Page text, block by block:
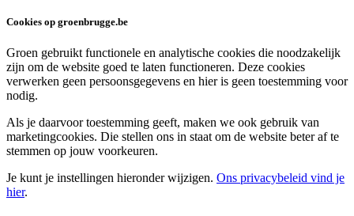
Cookies op groenbrugge.be
Groen gebruikt functionele en analytische cookies die noodzakelijk
zijn om de website goed te laten functioneren. Deze cookies
verwerken geen persoonsgegevens en hier is geen toestemming voor
nodig.
Als je daarvoor toestemming geeft, maken we ook gebruik van
marketingcookies. Die stellen ons in staat om de website beter af te
stemmen op jouw voorkeuren.
Je kunt je instellingen hieronder wijzigen. Ons privacybeleid vind je
hier.